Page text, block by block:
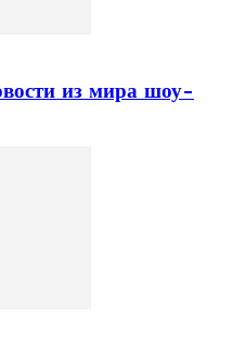
из мира шоу-